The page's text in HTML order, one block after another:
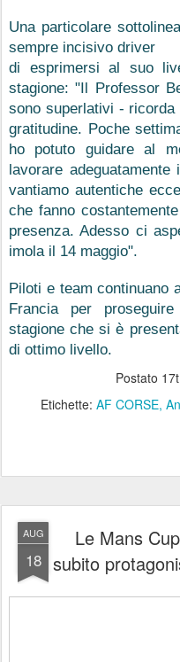
Una particolare
sempre incisivo driver
di esprimersi al suo
stagione: "Il Professor
sono superlativi -
gratitudine. Poche
ho potuto guidare al
lavorare
vantiamo autentiche
che fanno
presenza. Adesso ci
imola il 14 maggio".
Piloti e team continuano
Francia per
stagione che si è
di ottimo livello.
Postato
Etichette: AF CORSE
AUG
18
Le Mans
subito